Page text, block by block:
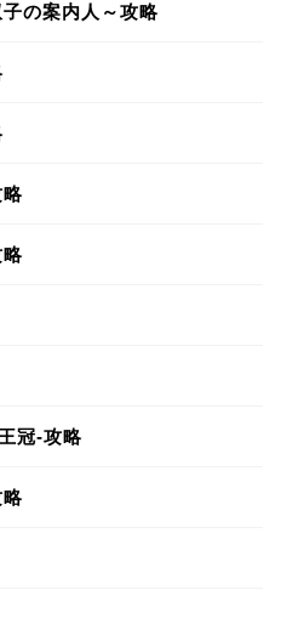
の案内人～攻略
冠-攻略